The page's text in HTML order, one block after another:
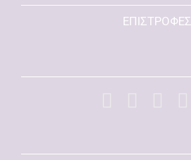
ΕΠΙΣΤΡΟΦΕΣ